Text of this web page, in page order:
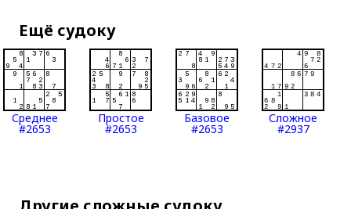
Ещё судоку
Среднее
#2653
Простое
#2653
Базовое
#2653
Сложное
#2937